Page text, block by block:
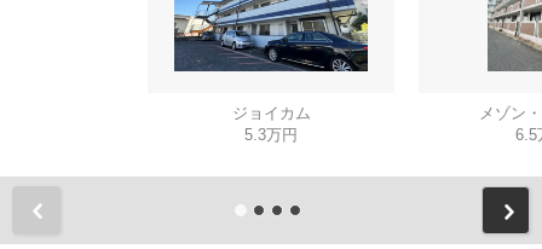
ジョイカム
5.3万円
メゾン
6.5